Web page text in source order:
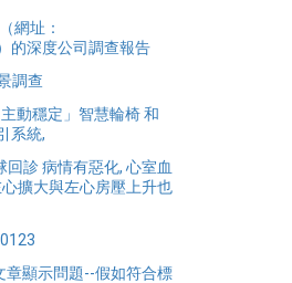
網址：
的深度公司調查報告
調查
動穩定」智慧輪椅 和
系統,
回診 病情有惡化, 心室血
擴大與左心房壓上升也
章顯示問題--假如符合標